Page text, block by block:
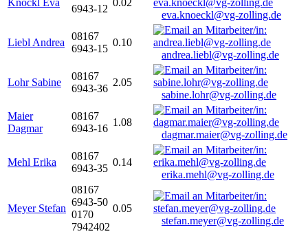
Knöckl Eva
6943-12
0.02
eva.knoeckl@vg-zolling.de
Liebl Andrea
08167
6943-15
0.10
andrea.liebl@vg-zolling.de
Lohr Sabine
08167
6943-36
2.05
sabine.lohr@vg-zolling.de
Maier
Dagmar
08167
6943-16
1.08
dagmar.maier@vg-zolling.de
Mehl Erika
08167
6943-35
0.14
erika.mehl@vg-zolling.de
Meyer Stefan
08167
6943-50
0170
7942402
0.05
stefan.meyer@vg-zolling.de